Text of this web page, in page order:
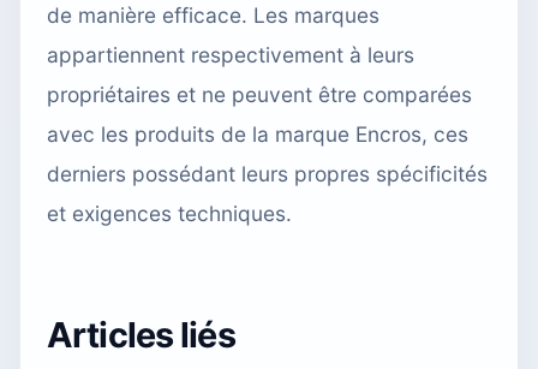
de manière efficace. Les marques
appartiennent respectivement à leurs
propriétaires et ne peuvent être comparées
avec les produits de la marque Encros, ces
derniers possédant leurs propres spécificités
et exigences techniques.
Articles liés